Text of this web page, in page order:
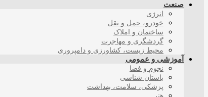
صنعت
انرژی
خودرو، حمل و نقل
ساختمان و املاک
گردشگری و مهاجرت
محیط زیست، کشاورزی و دامپروری
آموزشی و عمومی
نجوم و فضا
باستان شناسی
پزشکی، سلامت، بهداشت